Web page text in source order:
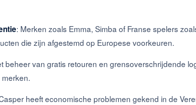
: Merken zoals Emma, Simba of Franse spelers
die zijn afgestemd op Europese voorkeuren.
beheer van gratis retouren en grensoverschrijdende
heeft economische problemen gekend in de